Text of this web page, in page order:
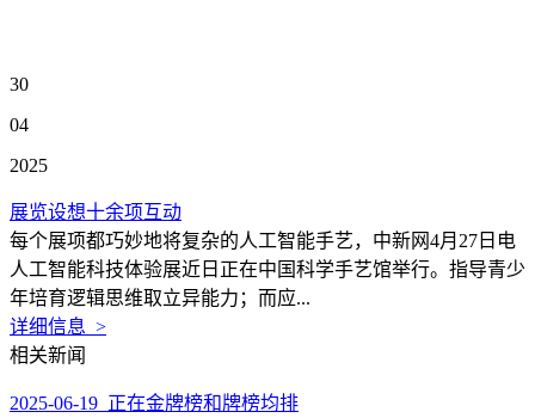
30
04
2025
展览设想十余项互动
每个展项都巧妙地将复杂的人工智能手艺，中新网4月27日电
人工智能科技体验展近日正在中国科学手艺馆举行。指导青少
年培育逻辑思维取立异能力；而应...
详细信息 >
相关新闻
2025-06-19 正在金牌榜和牌榜均排